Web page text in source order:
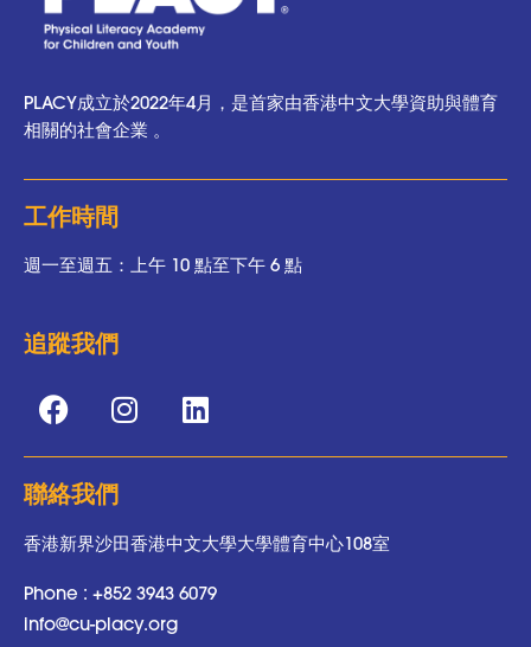
PLACY成立於2022年4月，是首家由香港中文大學資助與體育
相關的社會企業 。
工作時間
週一至週五：上午 10 點至下午 6 點
追蹤我們
聯絡我們
香港新界沙田香港中文大學大學體育中心108室
Phone : +852 3943 6079
info@cu-placy.org